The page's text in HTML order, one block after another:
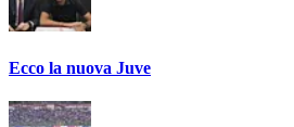
Ecco la nuova Juve